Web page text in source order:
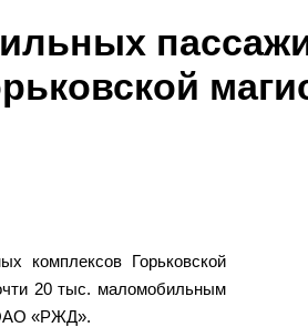
комплексов Горьковской
20 тыс. маломобильным
«РЖД».